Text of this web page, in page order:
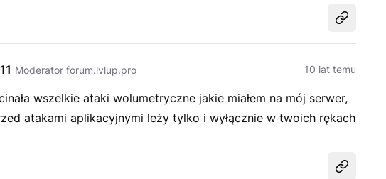
Udostępnij
Moderator forum.lvlup.pro 10 lat temu
wszelkie ataki wolumetryczne jakie miałem na mój serwer,
atakami aplikacyjnymi leży tylko i wyłącznie w twoich rękach
Udostępnij